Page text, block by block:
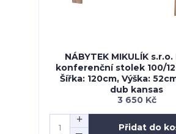
NÁBYTEK MIKULÍK s.r.o.
konferenční stolek 100/
Šířka: 120cm, Výška:
dub kansas
3 650 Kč
Přidat do